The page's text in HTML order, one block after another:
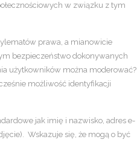
w związku z tym
prawa, a mianowicie
bezpieczeństwo dokonywanych
użytkowników można moderować?
możliwość identyfikacji
jak imię i nazwisko, adres e-
Wskazuje się, że mogą o być